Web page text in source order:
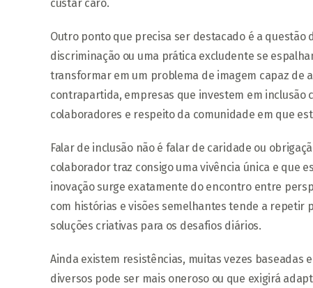
custar caro.
Outro ponto que precisa ser destacado é a
discriminação ou uma prática excludente se
transformar em um problema de imagem capaz de
contrapartida, empresas que investem em
colaboradores e respeito da comunidade em que
Falar de inclusão não é falar de caridade ou
colaborador traz consigo uma vivência única e que
inovação surge exatamente do encontro entre
com histórias e visões semelhantes tende a repetir
soluções criativas para os desafios diários.
Ainda existem resistências, muitas vezes
diversos pode ser mais oneroso ou que exigirá